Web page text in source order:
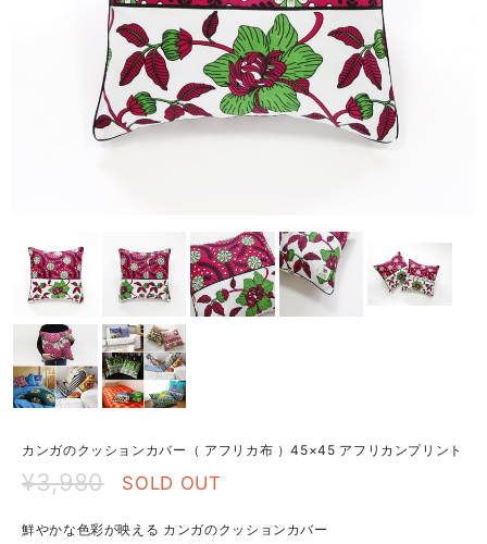
カンガのクッションカバー（ アフリカ布 ）45×45 アフリカンプリント
¥3,980 SOLD OUT
鮮やかな色彩が映える カンガのクッションカバー